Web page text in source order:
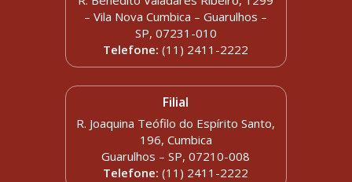
– Vila Nova Cumbica – Guarulhos –
SP, 07231-010
Telefone:(11) 2411-2222
Filial
R. Joaquina Teófilo do Espírito Santo,
196, Cumbica
Guarulhos – SP, 07210-008
Telefone: (11) 2411-2222